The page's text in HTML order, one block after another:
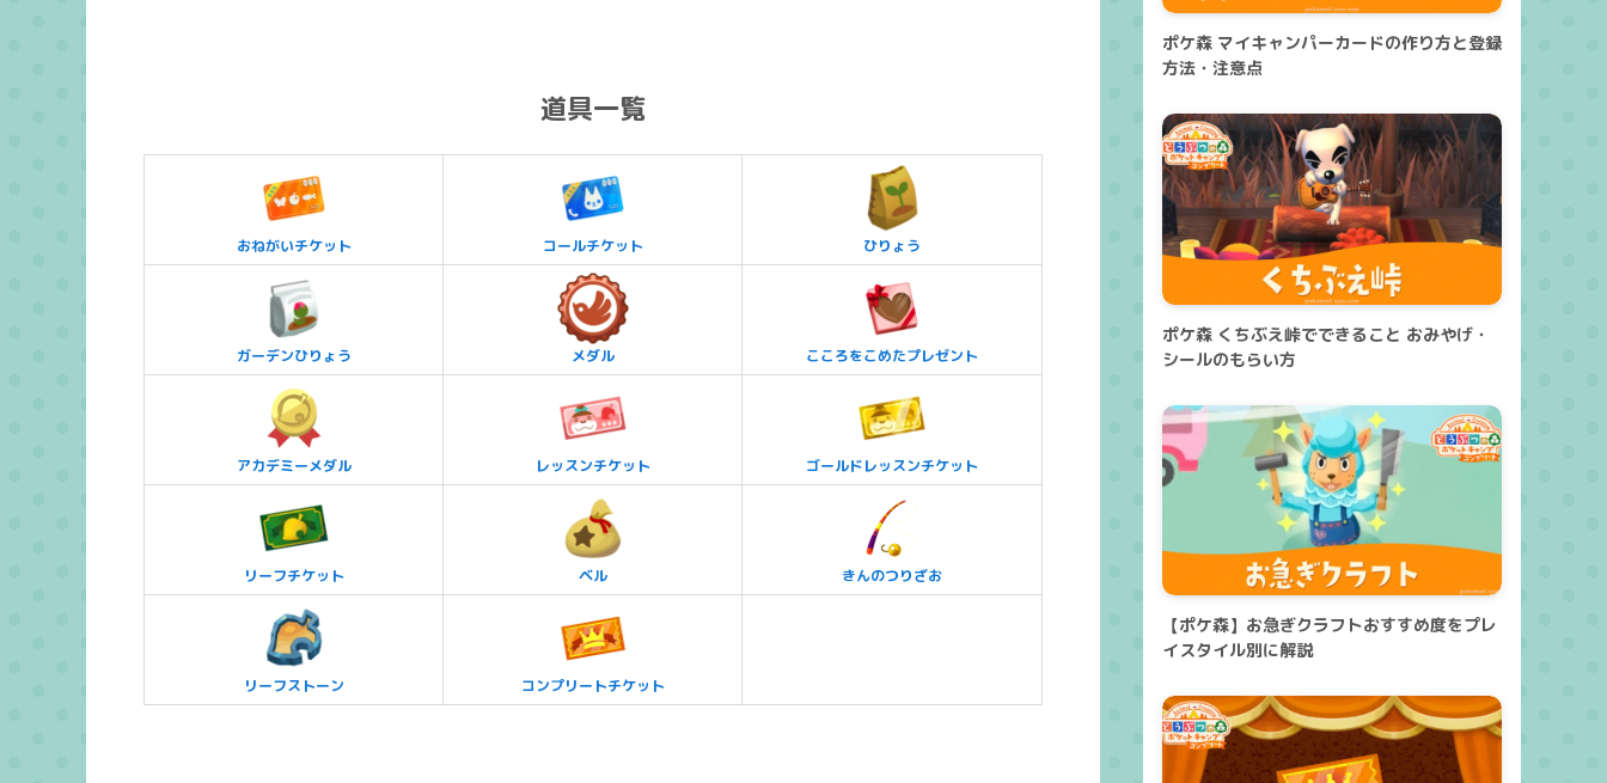
道具一覧
おねがいチケット コールチケット ひりょう
ガーデンひりょう メダル こころをこめたプレゼント
アカデミーメダル レッスンチケット ゴールドレッスンチケット
リーフチケット ベル きんのつりざお
リーフストーン コンプリートチケット
ポケ森 マイキャンパーカードの作り方と登録
方法・注意点
ポケ森 くちぶえ峠でできること おみやげ・
シールのもらい方
【ポケ森】お急ぎクラフトおすすめ度をプレ
イスタイル別に解説